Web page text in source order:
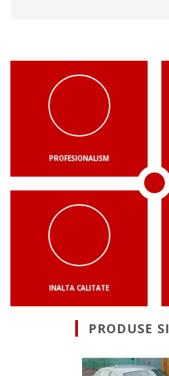
PROFESIONALISM
INALTA CALITATE
PRODUSE